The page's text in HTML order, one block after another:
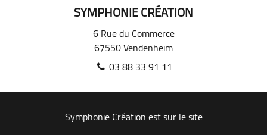
SYMPHONIE CRÉATION
6 Rue du Commerce
67550Vendenheim
03 88 33 91 11
Symphonie Création est sur le site